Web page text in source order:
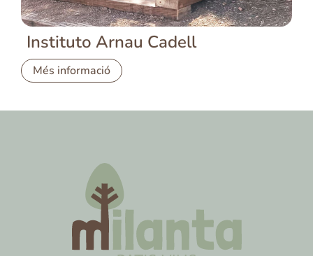
Instituto Arnau Cadell
Més informació